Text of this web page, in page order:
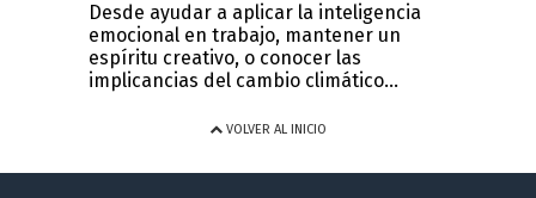
Desde ayudar a aplicar la inteligencia
emocional en trabajo, mantener un
espíritu creativo, o conocer las
implicancias del cambio climático...
VOLVER AL INICIO